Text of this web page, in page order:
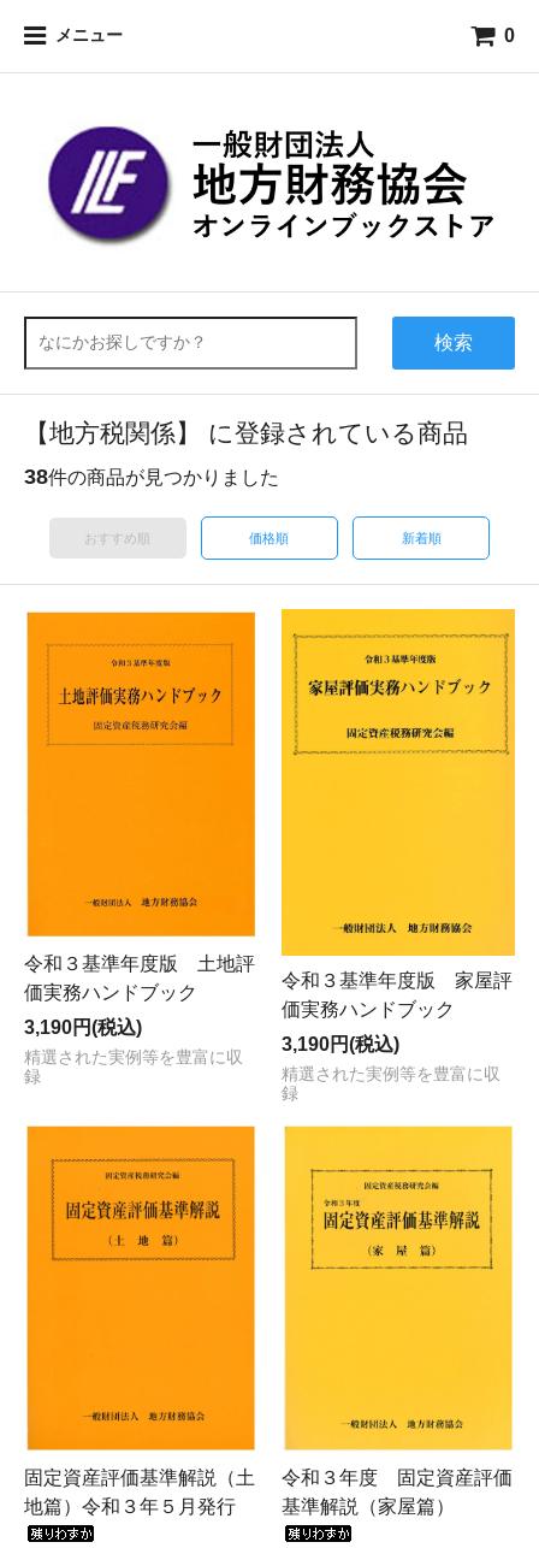
メニュー 0
検索
【地方税関係】 に登録されている商品
38件の商品が見つかりました
おすすめ順 価格順 新着順
令和３基準年度版 土地評
価実務ハンドブック
3,190円(税込)
精選された実例等を豊富に収
録
令和３基準年度版 家屋評
価実務ハンドブック
3,190円(税込)
精選された実例等を豊富に収
録
固定資産評価基準解説（土
地篇）令和３年５月発行
令和３年度 固定資産評価
基準解説（家屋篇）